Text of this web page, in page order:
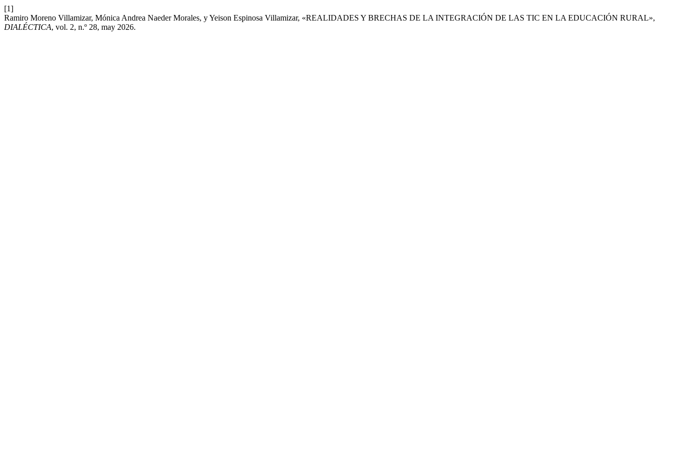
[1]
Ramiro Moreno Villamizar, Mónica Andrea Naeder Morales, y Yeison Espinosa Villamizar, «REALIDADES Y BRECHAS DE LA INTEGRACIÓN DE LAS TIC EN LA EDUCACIÓN RURAL»,
DIALÉCTICA, vol. 2, n.º 28, may 2026.